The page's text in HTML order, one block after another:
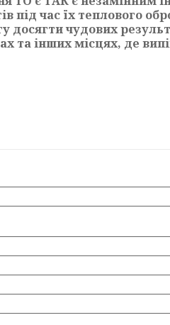
під час їх теплового
досягти чудових
та інших місцях, де